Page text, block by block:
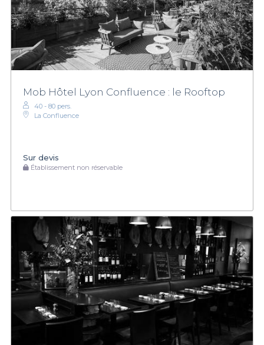
Mob Hôtel Lyon Confluence : le Rooftop
40 - 80 pers.
La Confluence
Sur devis
Établissement non réservable